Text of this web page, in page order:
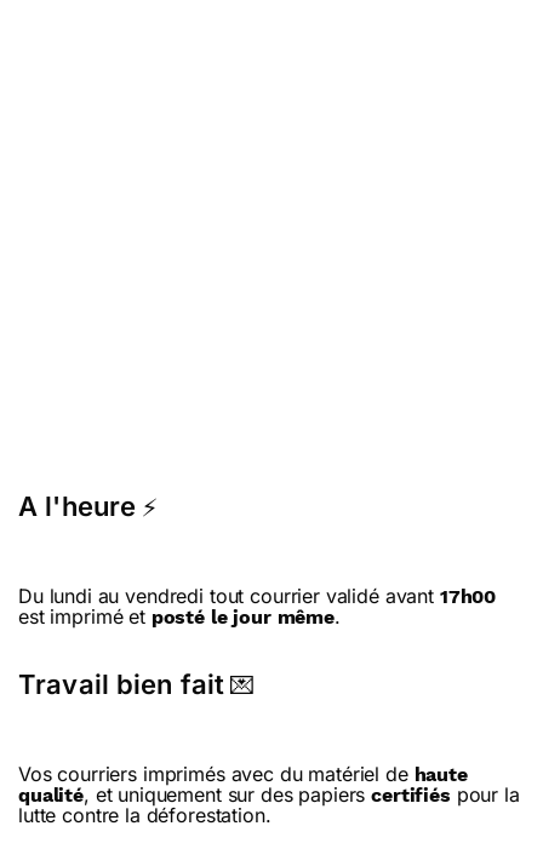
A l'heure ⚡
Du lundi au vendredi tout courrier validé avant 17h00
est imprimé et posté le jour même.
Travail bien fait 💌
Vos courriers imprimés avec du matériel de haute
qualité, et uniquement sur des papierscertifiés pour la
lutte contre la déforestation.